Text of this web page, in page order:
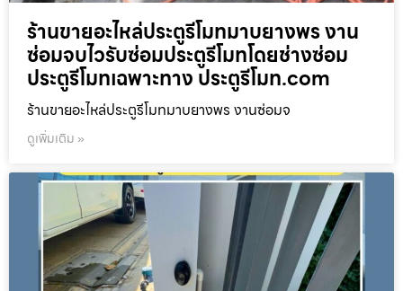
ร้านขายอะไหล่ประตูรีโมทมาบยางพร งาน
ซ่อมจบไวรับซ่อมประตูรีโมทโดยช่างซ่อม
ประตูรีโมทเฉพาะทาง ประตูรีโมท.com
ร้านขายอะไหล่ประตูรีโมทมาบยางพร งานซ่อมจ
ดูเพิ่มเติม »